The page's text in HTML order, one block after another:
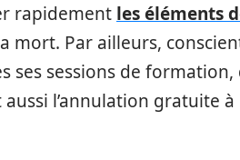
rapidement les éléments
mort. Par ailleurs,
ses sessions de
l’annulation gratuite